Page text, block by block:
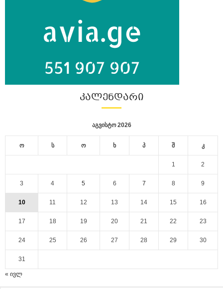
ᲙᲐᲚᲔᲜᲓᲐᲠᲘ
აგვისტო 2026
ო ს ო ხ პ შ კ
1 2
3 4 5 6 7 8 9
10 11 12 13 14 15 16
17 18 19 20 21 22 23
24 25 26 27 28 29 30
31
« ივლ